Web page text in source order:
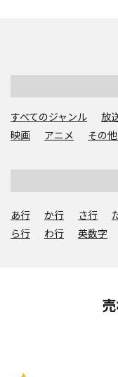
すべてのジャンル 放
映画
アニメ その
あ行 か行 さ行
ら行
わ行 英数字